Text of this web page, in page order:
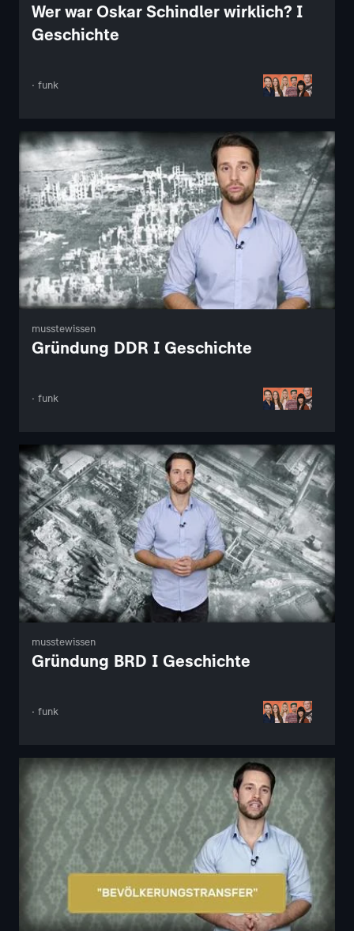
Wer war Oskar Schindler wirklich? I
Geschichte
· funk
musstewissen
Gründung DDR I Geschichte
· funk
musstewissen
Gründung BRD I Geschichte
· funk